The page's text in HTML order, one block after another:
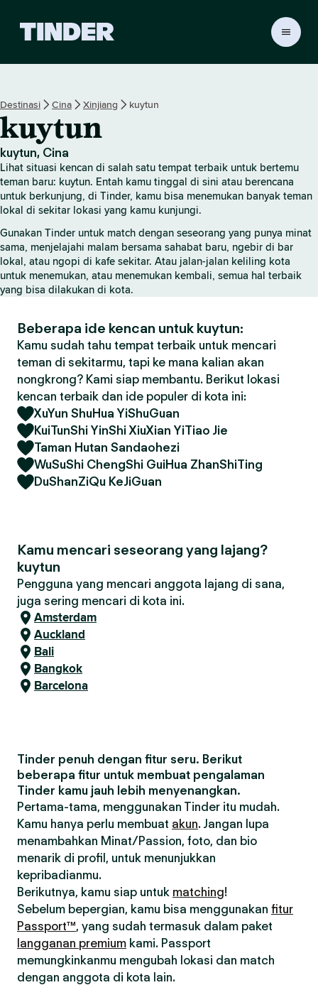
d
n
d
e
r
Destinasi Cina Xinjiang kuytun
kuytun
kuytun, Cina
Lihat situasi kencan di salah satu tempat terbaik untuk bertemu
teman baru: kuytun. Entah kamu tinggal di sini atau berencana
untuk berkunjung, di Tinder, kamu bisa menemukan banyak teman
lokal di sekitar lokasi yang kamu kunjungi.
Gunakan Tinder untuk match dengan seseorang yang punya minat
sama, menjelajahi malam bersama sahabat baru, ngebir di bar
lokal, atau ngopi di kafe sekitar. Atau jalan-jalan keliling kota
untuk menemukan, atau menemukan kembali, semua hal terbaik
yang bisa dilakukan di kota.
Beberapa ide kencan untuk kuytun:
Kamu sudah tahu tempat terbaik untuk mencari
teman di sekitarmu, tapi ke mana kalian akan
nongkrong? Kami siap membantu. Berikut lokasi
kencan terbaik dan ide populer di kota ini:
XuYun ShuHua YiShuGuan
KuiTunShi YinShi XiuXian YiTiao Jie
Taman Hutan Sandaohezi
WuSuShi ChengShi GuiHua ZhanShiTing
DuShanZiQu KeJiGuan
Kamu mencari seseorang yang lajang?
kuytun
Pengguna yang mencari anggota lajang di sana,
juga sering mencari di kota ini.
Amsterdam
Auckland
Bali
Bangkok
Barcelona
Tinder penuh dengan fitur seru. Berikut
beberapa fitur untuk membuat pengalaman
Tinder kamu jauh lebih menyenangkan.
Pertama-tama, menggunakan Tinder itu mudah.
Kamu hanya perlu membuat akun. Jangan lupa
menambahkan Minat/Passion, foto, dan bio
menarik di profil, untuk menunjukkan
kepribadianmu.
Berikutnya, kamu siap untuk matching!
Sebelum bepergian, kamu bisa menggunakan fitur
Passport™, yang sudah termasuk dalam paket
langganan premium kami. Passport
memungkinkanmu mengubah lokasi dan match
dengan anggota di kota lain.